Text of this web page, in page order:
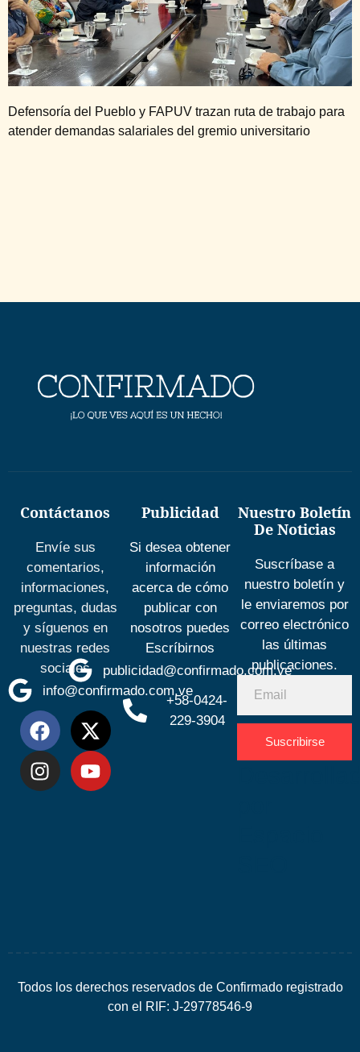
Defensoría del Pueblo y FAPUV trazan ruta de trabajo para
atender demandas salariales del gremio universitario
Contáctanos
Envíe sus
comentarios,
informaciones,
preguntas, dudas
y síguenos en
nuestras redes
sociales
info@confirmado.com.ve
Publicidad
Si desea obtener
información
acerca de cómo
publicar con
nosotros puedes
Escríbirnos
publicidad@confirmado.com.ve
+58-0424-
229-3904
Nuestro Boletín
De Noticias
Suscríbase a
nuestro boletín y
le enviaremos por
correo electrónico
las últimas
publicaciones.
Suscribirse
Todos los derechos reservados de Confirmado registrado
con el RIF: J-29778546-9